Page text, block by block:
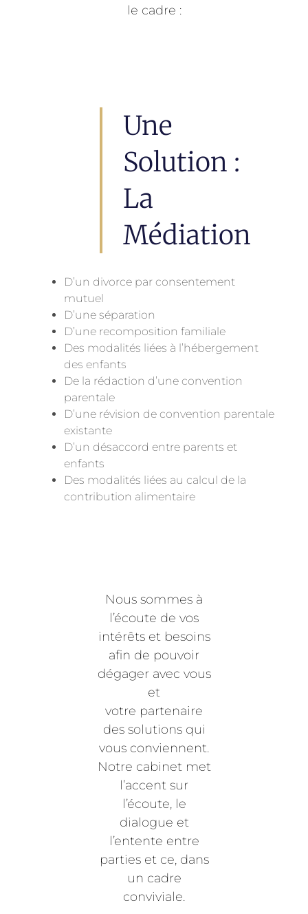
le cadre :
Une
Solution :
La
Médiation
D’un divorce par consentement
mutuel
D’une séparation
D’une recomposition familiale
Des modalités liées à l’hébergement
des enfants
De la rédaction d’une convention
parentale
D’une révision de convention parentale
existante
D’un désaccord entre parents et
enfants
Des modalités liées au calcul de la
contribution alimentaire
Nous sommes à
l’écoute de vos
intérêts et besoins
afin de pouvoir
dégager avec vous
et
votre partenaire
des solutions qui
vous conviennent.
Notre cabinet met
l’accent sur
l’écoute, le
dialogue et
l’entente entre
parties et ce, dans
un cadre
conviviale.